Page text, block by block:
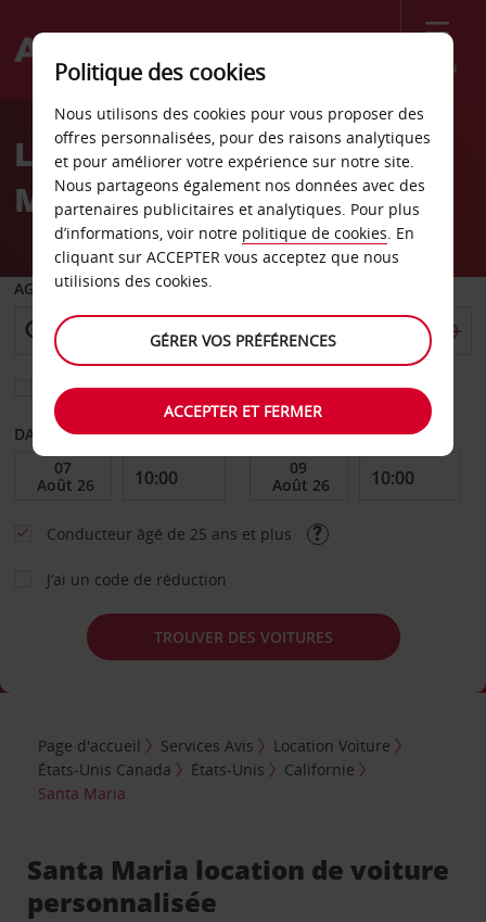
Menu
Welcome
AvisLocation de voiture Santa
Maria
AGENCE DE DÉPART
Sélectionnez une autre agence de retour
DATE DE DÉBUT DATE DE FIN
Conducteur âgé de 25 ans et plus
J’ai un code de réduction
TROUVER DES VOITURES
Page d'accueil Services Avis
Location Voiture
États-Unis Canada
États-Unis
Californie
Santa Maria
Santa Maria location de voiture
personnalisée
Politique des cookies
Nous utilisons des cookies pour vous proposer des
offres personnalisées, pour des raisons analytiques
et pour améliorer votre expérience sur notre site.
Nous partageons également nos données avec des
partenaires publicitaires et analytiques. Pour plus
d’informations, voir notre politique de cookies. En
cliquant sur ACCEPTER vous acceptez que nous
utilisions des cookies.
GÉRER VOS PRÉFÉRENCES
ACCEPTER ET FERMER